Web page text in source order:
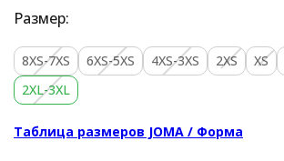
Размер:
8XS-7XS 6XS-5XS 4XS-3XS 2XS XS
2XL-3XL
Таблица размеров JOMA / Форма